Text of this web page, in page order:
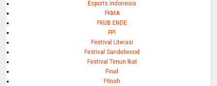
Esports Indonesia
FKMA
FKUB ENDE
FPI
Festival Literasi
Festival Sandelwood
Festival Tenun Ikat
Final
Fitnah